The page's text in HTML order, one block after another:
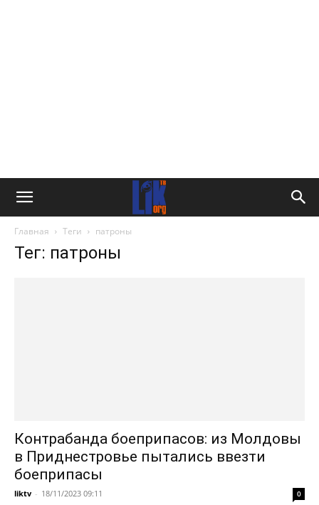
Главная Теги патроны
Тег: патроны
Контрабанда боеприпасов: из Молдовы
в Приднестровье пытались ввезти
боеприпасы
liktv - 18/11/2023 09:11 0